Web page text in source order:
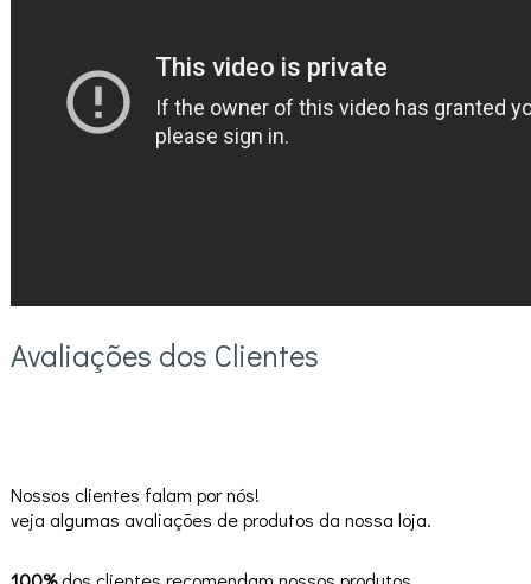
Avaliações dos Clientes
Nossos clientes falam por nós!
veja algumas avaliações de produtos da nossa loja.